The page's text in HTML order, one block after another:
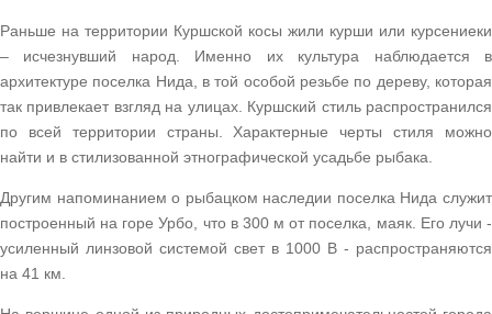
Раньше на территории Куршской косы жили курши или курсениеки
– исчезнувший народ. Именно их культура наблюдается в
архитектуре поселка Нида, в той особой резьбе по дереву, которая
так привлекает взгляд на улицах. Куршский стиль распространился
по всей территории страны. Характерные черты стиля можно
найти и в стилизованной этнографической усадьбе рыбака.
Другим напоминанием о рыбацком наследии поселка Нида служит
построенный на горе Урбо, что в 300 м от поселка, маяк. Его лучи -
усиленный линзовой системой свет в 1000 В - распространяются
на 41 км.